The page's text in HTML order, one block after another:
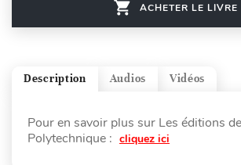
ACHETER LE LIVRE
Vidéos
Audios
Description
Pour en savoir plus sur Les éditions
Polytechnique : cliquez ici